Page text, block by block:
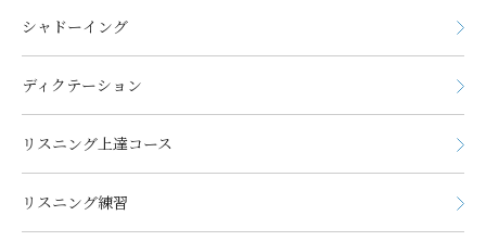
シャドーイング
ディクテーション
リスニング上達コース
リスニング練習